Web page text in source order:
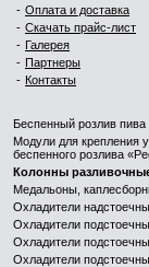
- Оплата и доставка
- Скачать прайс-лист
- Галерея
- Партнеры
- Контакты
Беспенный розлив пива
Модули для крепления
беспенного розлива
Колонны
Медальоны,
Охладители
Охладители
Охладители
Охладители